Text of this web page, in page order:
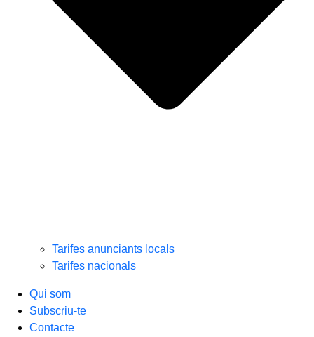
Tarifes anunciants locals
Tarifes nacionals
Qui som
Subscriu-te
Contacte